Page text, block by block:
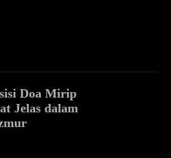
Doa Mirip
Jelas dalam